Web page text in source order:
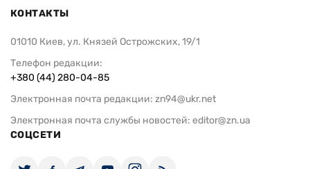
КОНТАКТЫ
01010 Киев, ул. Князей Острожских, 19/1
Телефон редакции:
+380 (44) 280-04-85
Электронная почта редакции: zn94@ukr.net
Электронная почта службы новостей: editor@zn.ua
СОЦСЕТИ